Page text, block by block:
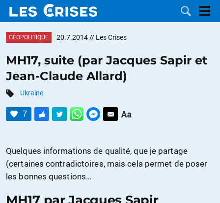
DOSSIERS
CATÉGORIES
NOUS
CONTACTER
GÉOPOLITIQUE 20.7.2014 // Les Crises
MH17, suite (par Jacques Sapir et
Jean-Claude Allard)
Ukraine
7
Quelques informations de qualité, que je partage
(certaines contradictoires, mais cela permet de poser
les bonnes questions…
MH17 par Jacques Sapir